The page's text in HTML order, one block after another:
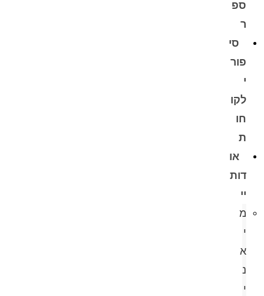
ספ
ר
סי
פור
י
לקו
חו
ת
או
דות
יי
מ
י
א
נ
י